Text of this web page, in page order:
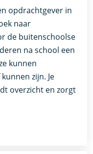
opdrachtgever in
naar
de buitenschoolse
na school een
kunnen
zijn. Je
overzicht en zorgt